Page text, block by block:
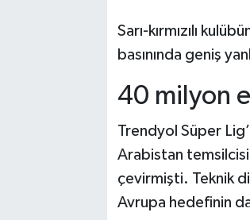
Sarı-kırmızılı
basınında geniş
40 milyon
Trendyol Süper
Arabistan temsilcisi
çevirmişti. Teknik
Avrupa hedefinin